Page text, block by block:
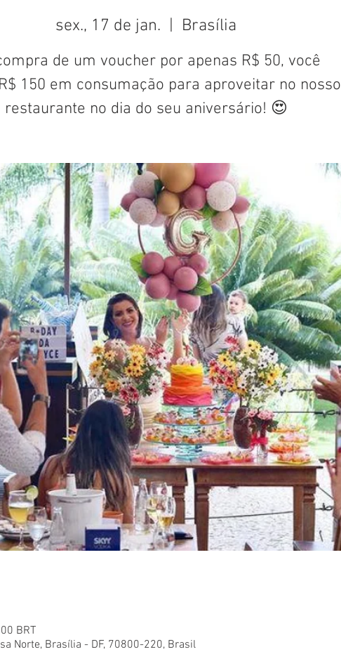
sex., 17 de jan.
Brasília
de um voucher por apenas R$ 50, você
150 em consumação para aproveitar no nosso
restaurante no dia do seu aniversário! 😍
BRT
Norte, Brasília - DF, 70800-220, Brasil